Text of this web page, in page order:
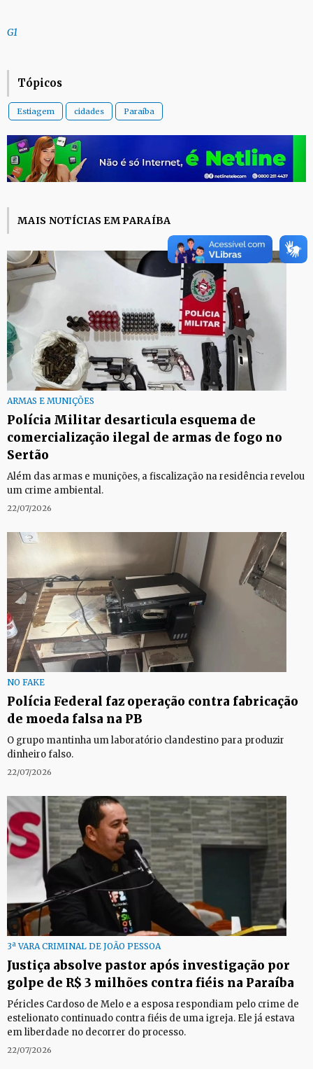
G1
Tópicos
Estiagem cidades Paraíba
MAIS NOTÍCIAS EM PARAÍBA
ARMAS E MUNIÇÕES
Polícia Militar desarticula esquema de
comercialização ilegal de armas de fogo no
Sertão
Além das armas e munições, a fiscalização na residência revelou
um crime ambiental.
22/07/2026
NO FAKE
Polícia Federal faz operação contra fabricação
de moeda falsa na PB
O grupo mantinha um laboratório clandestino para produzir
dinheiro falso.
22/07/2026
3ª VARA CRIMINAL DE JOÃO PESSOA
Justiça absolve pastor após investigação por
golpe de R$ 3 milhões contra fiéis na Paraíba
Péricles Cardoso de Melo e a esposa respondiam pelo crime de
estelionato continuado contra fiéis de uma igreja. Ele já estava
em liberdade no decorrer do processo.
22/07/2026